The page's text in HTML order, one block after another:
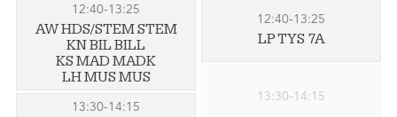
12:40-13:25
AW HDS/STEM STEM
KN BIL BILL
KS MAD MADK
LH MUS MUS
13:30-14:15
12:40-13:25
LP TYS 7A
13:30-14:15